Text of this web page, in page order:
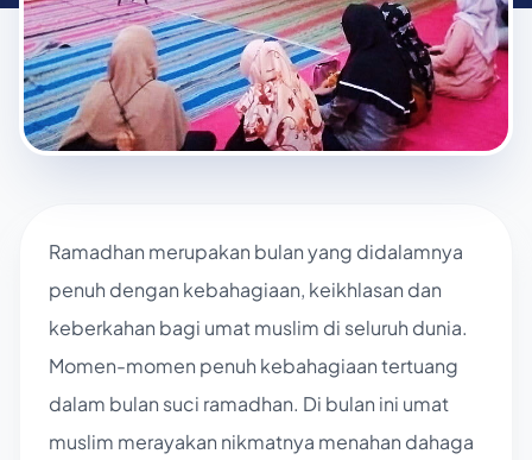
Ramadhan merupakan bulan yang didalamnya
penuh dengan kebahagiaan, keikhlasan dan
keberkahan bagi umat muslim di seluruh dunia.
Momen-momen penuh kebahagiaan tertuang
dalam bulan suci ramadhan. Di bulan ini umat
muslim merayakan nikmatnya menahan dahaga